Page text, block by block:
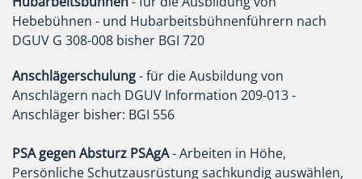
Hebebühnen - und Hubarbeitsbühnenführern nach
DGUV G 308-008 bisher BGI 720
Anschlägerschulung- für die Ausbildung von
Anschlägern nach DGUV Information 209-013 -
Anschläger bisher: BGI 556
PSA gegen Absturz PSAgA- Arbeiten in Höhe,
Persönliche Schutzausrüstung sachkundig auswählen,